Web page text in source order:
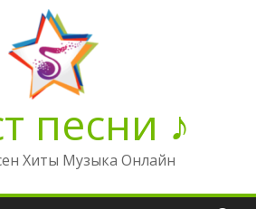
песни ♪
Хиты Музыка Онлайн